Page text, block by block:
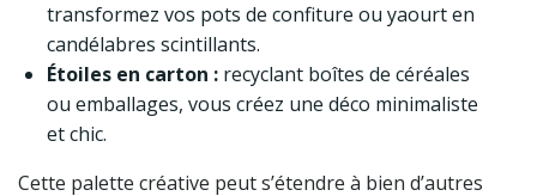
transformez vos pots de confiture ou yaourt en
candélabres scintillants.
Étoiles en carton : recyclant boîtes de céréales
ou emballages, vous créez une déco minimaliste
et chic.
Cette palette créative peut s’étendre à bien d’autres